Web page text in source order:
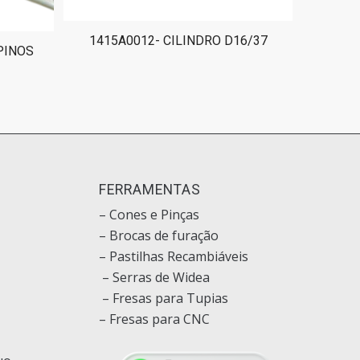
1415A0012- CILINDRO D16/37
FERRAMENTAS
– Cones e Pinças
– Brocas de furação
– Pastilhas Recambiáveis
– Serras de Widea
– Fresas para Tupias
– Fresas para CNC